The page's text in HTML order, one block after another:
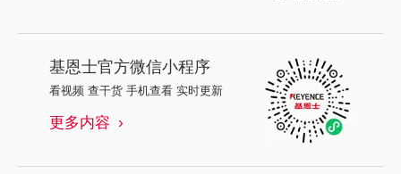
基恩士官方微信小程序
看视频 查干货 手机查看 实时更新
更多内容